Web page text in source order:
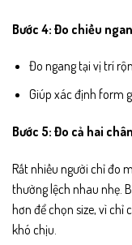
Bước 4: Đo chiều
Đo ngang tại vị trí
Giúp xác định form
Bước 5: Đo cả hai chân
Rất nhiều người chỉ đo
thường lệch nhau nhẹ.
hơn để chọn size, vì chỉ
khó chịu.